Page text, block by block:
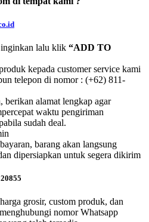
lalu klik “ADD TO
kepada customer service kami
telepon di nomor : (+62) 811-
berikan alamat lengkap agar
waktu pengiriman
sudah deal.
barang akan langsung
dipersiapkan untuk segera dikirim
grosir, custom produk, dan
nomor Whatsapp